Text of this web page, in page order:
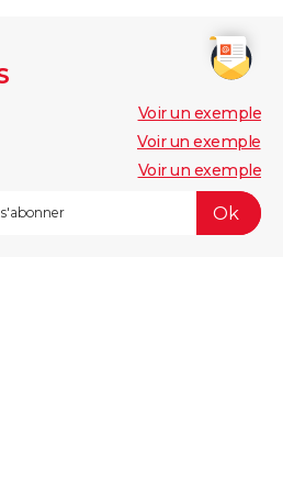
Voir un exemple
Voir un exemple
Voir un exemple